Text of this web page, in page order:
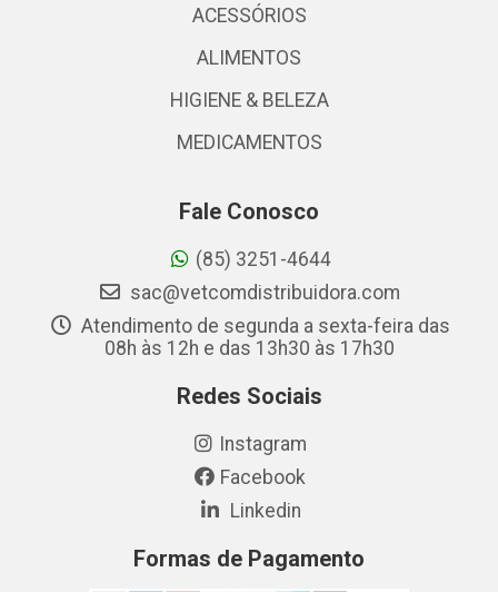
ACESSÓRIOS
ALIMENTOS
HIGIENE & BELEZA
MEDICAMENTOS
Fale Conosco
(85) 3251-4644
sac@vetcomdistribuidora.com
Atendimento de segunda a sexta-feira das
08h às 12h e das 13h30 às 17h30
Redes Sociais
Instagram
Facebook
Linkedin
Formas de Pagamento